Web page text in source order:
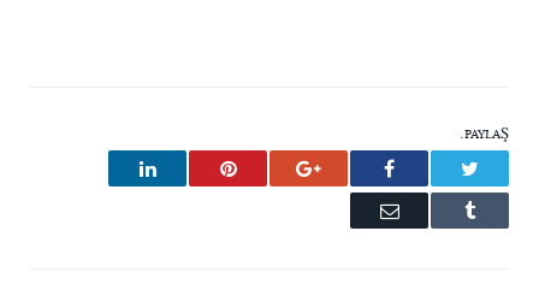
PAYLAŞ.
Facebook
Google+
Pinterest
LinkedIn
Tumblr
Email